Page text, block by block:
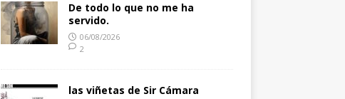
De todo lo que no me ha
servido.
06/08/2026
2
las viñetas de Sir Cámara